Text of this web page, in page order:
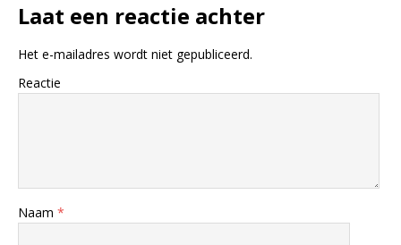
Laat een reactie achter
Het e-mailadres wordt niet gepubliceerd.
Reactie
Naam *